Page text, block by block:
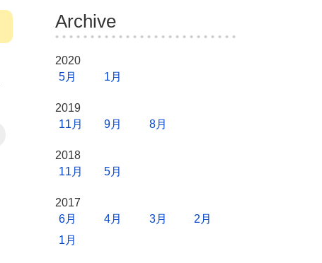
Archive
2020
5月
1月
2019
11月
9月 8月
2018
11月
5月
2017
6月
4月 3月
2月
1月